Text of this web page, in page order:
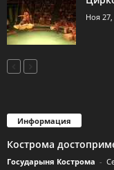
Ноя 27,
Информация
Кострома
Государыня Кострома -